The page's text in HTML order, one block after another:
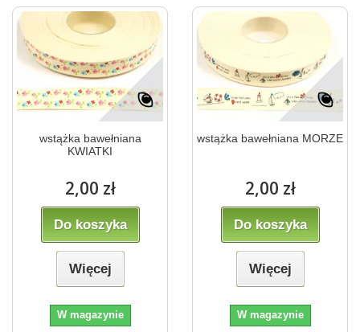
wstążka bawełniana
KWIATKI
2,00 zł
Do koszyka
Więcej
W magazynie
wstążka bawełniana MORZE
2,00 zł
Do koszyka
Więcej
W magazynie